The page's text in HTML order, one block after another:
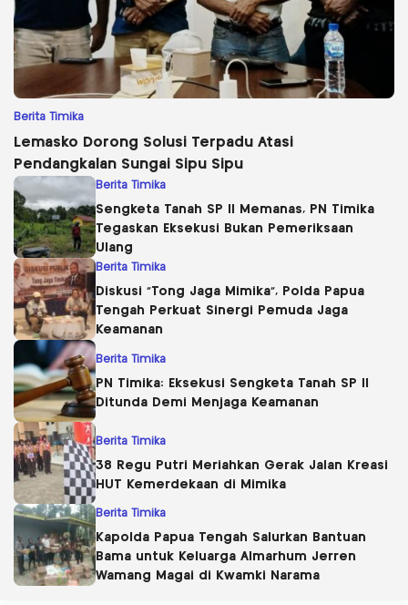
Berita Timika
Lemasko Dorong Solusi Terpadu Atasi
Pendangkalan Sungai Sipu Sipu
Berita Timika
Sengketa Tanah SP II Memanas, PN Timika
Tegaskan Eksekusi Bukan Pemeriksaan
Ulang
Berita Timika
Diskusi “Tong Jaga Mimika”, Polda Papua
Tengah Perkuat Sinergi Pemuda Jaga
Keamanan
Berita Timika
PN Timika: Eksekusi Sengketa Tanah SP II
Ditunda Demi Menjaga Keamanan
Berita Timika
38 Regu Putri Meriahkan Gerak Jalan Kreasi
HUT Kemerdekaan di Mimika
Berita Timika
Kapolda Papua Tengah Salurkan Bantuan
Bama untuk Keluarga Almarhum Jerren
Wamang Magai di Kwamki Narama